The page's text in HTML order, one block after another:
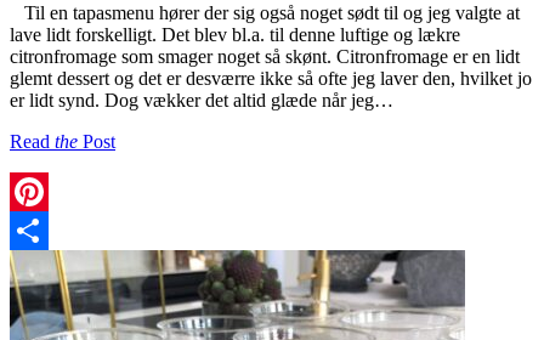
Til en tapasmenu hører der sig også noget sødt til og jeg valgte at
lave lidt forskelligt. Det blev bl.a. til denne luftige og lækre
citronfromage som smager noget så skønt. Citronfromage er en lidt
glemt dessert og det er desværre ikke så ofte jeg laver den, hvilket jo
er lidt synd. Dog vækker det altid glæde når jeg…
Read the Post
Pinterest
Share